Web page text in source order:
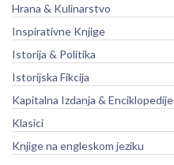
Hrana & Kulinarstvo
Inspirativne Knjige
Istorija & Politika
Istorijska Fikcija
Kapitalna Izdanja & Enciklopedije
Klasici
Knjige na engleskom jeziku